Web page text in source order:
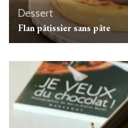
Dessert
Flan pâtissier sans pâte